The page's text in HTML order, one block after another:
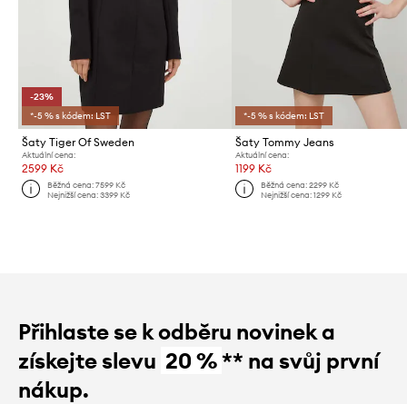
-23%
*-5 % s kódem: LST
Šaty Tiger Of Sweden
Aktuální cena:
2599 Kč
Běžná cena:7599 Kč
Nejnižší cena:3399 Kč
*-5 % s kódem: LST
Šaty Tommy Jeans
Aktuální cena:
1199 Kč
Běžná cena: 2299 Kč
Nejnižší cena: 1299 Kč
Přihlaste se k odběru novinek a
získejte slevu 20 %** na svůj první
nákup.